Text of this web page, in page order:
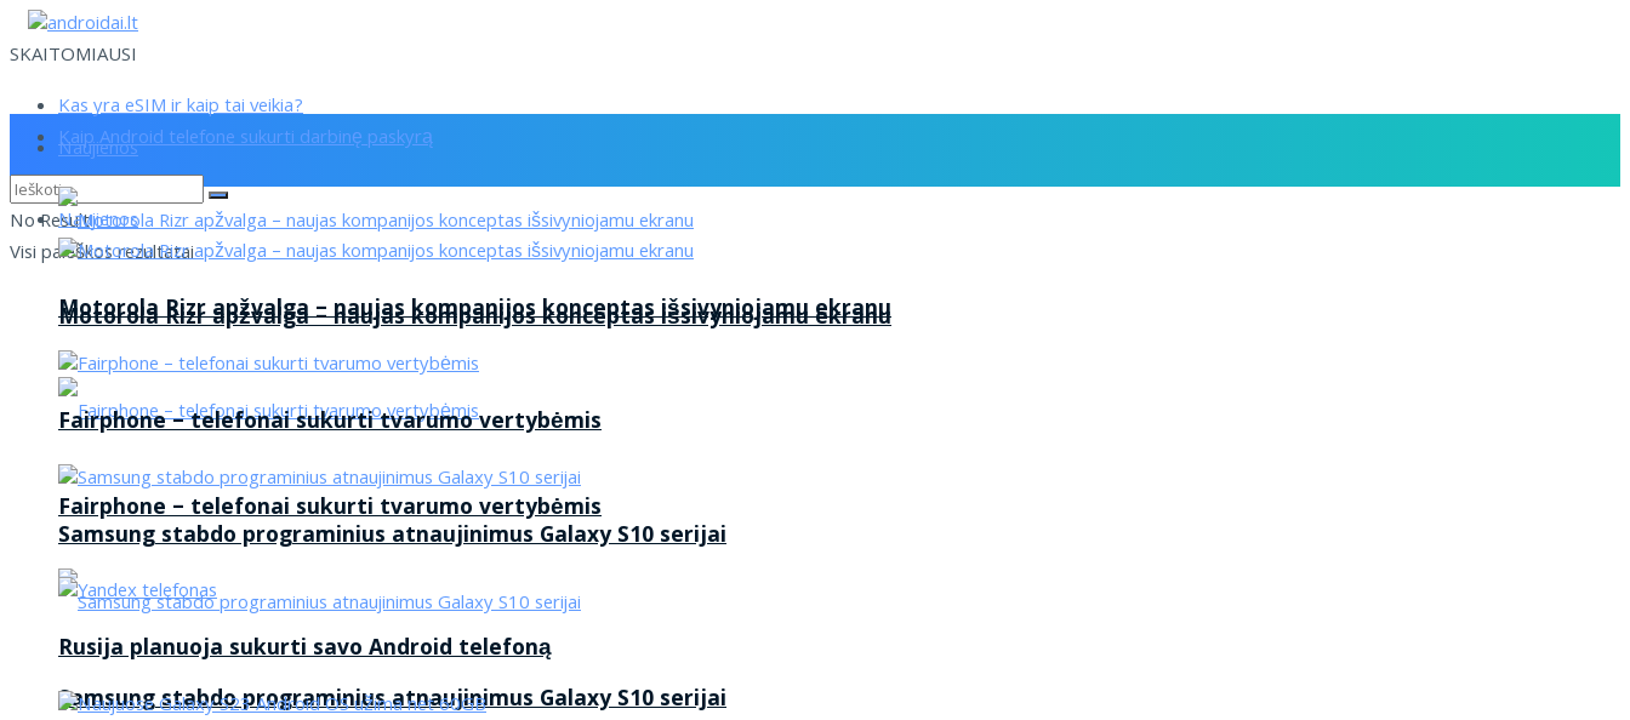
SKAITOMIAUSI
Kas yra eSIM ir kaip tai veikia?
Kaip Android telefone sukurti darbinę paskyrą
No Result
Visi paieškos rezultatai
Naujienos
Motorola Rizr apžvalga – naujas kompanijos konceptas išsivyniojamu ekranu
Fairphone – telefonai sukurti tvarumo vertybėmis
Samsung stabdo programinius atnaujinimus Galaxy S10 serijai
Naujienos
Motorola Rizr apžvalga – naujas kompanijos konceptas išsivyniojamu ekranu
Fairphone – telefonai sukurti tvarumo vertybėmis
Samsung stabdo programinius atnaujinimus Galaxy S10 serijai
Rusija planuoja sukurti savo Android telefoną